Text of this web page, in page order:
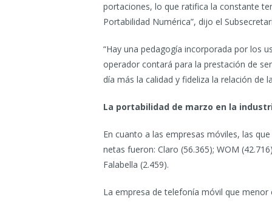
portaciones, lo que ratifica la constante
Portabilidad Numérica”, dijo el
“Hay una pedagogía incorporada por los
operador contará para la prestación de
día más la calidad y fideliza la relación de
La portabilidad de marzo en la
En cuanto a las empresas móviles, las
netas fueron: Claro (56.365); WOM
Falabella (2.459).
La empresa de telefonía móvil que